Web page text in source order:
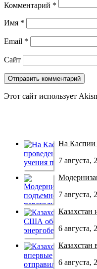
Комментарий *
Имя *
Email *
Сайт
Этот сайт использует
На Каспии
7 августа,
7 августа,
Казахстан
6 августа,
Казахстан
6 августа,